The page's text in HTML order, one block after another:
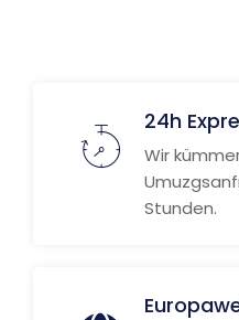
24h
Wir
Stunden.